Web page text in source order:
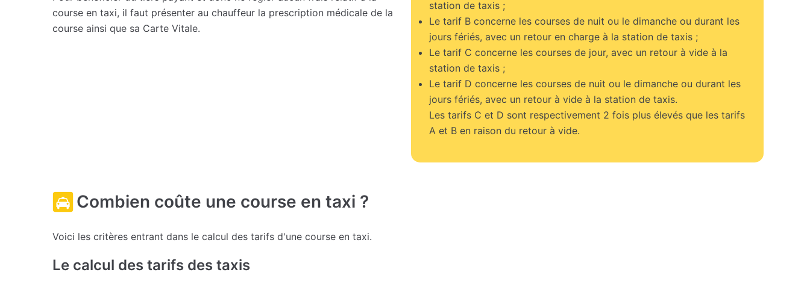
course en taxi, il faut présenter au chauffeur la prescription médicale de la
course ainsi que sa Carte Vitale.
station de taxis ;
Le tarif B concerne les courses de nuit ou le dimanche ou durant les
jours fériés, avec un retour en charge à la station de taxis ;
Le tarif C concerne les courses de jour, avec un retour à vide à la
station de taxis ;
Le tarif D concerne les courses de nuit ou le dimanche ou durant les
jours fériés, avec un retour à vide à la station de taxis.
Les tarifs C et D sont respectivement 2 fois plus élevés que les tarifs
A et B en raison du retour à vide.
Combien coûte une course en taxi ?
Voici les critères entrant dans le calcul des tarifs d'une course en taxi.
Le calcul des tarifs des taxis